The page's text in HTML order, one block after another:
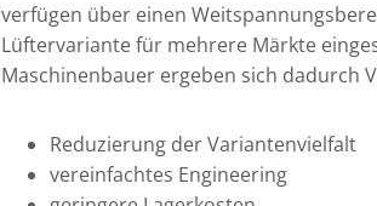
verfügen über einen
Lüftervariante für mehrere Märkte
Maschinenbauer ergeben sich dadurch
Reduzierung der Variantenvielfalt
vereinfachtes Engineering